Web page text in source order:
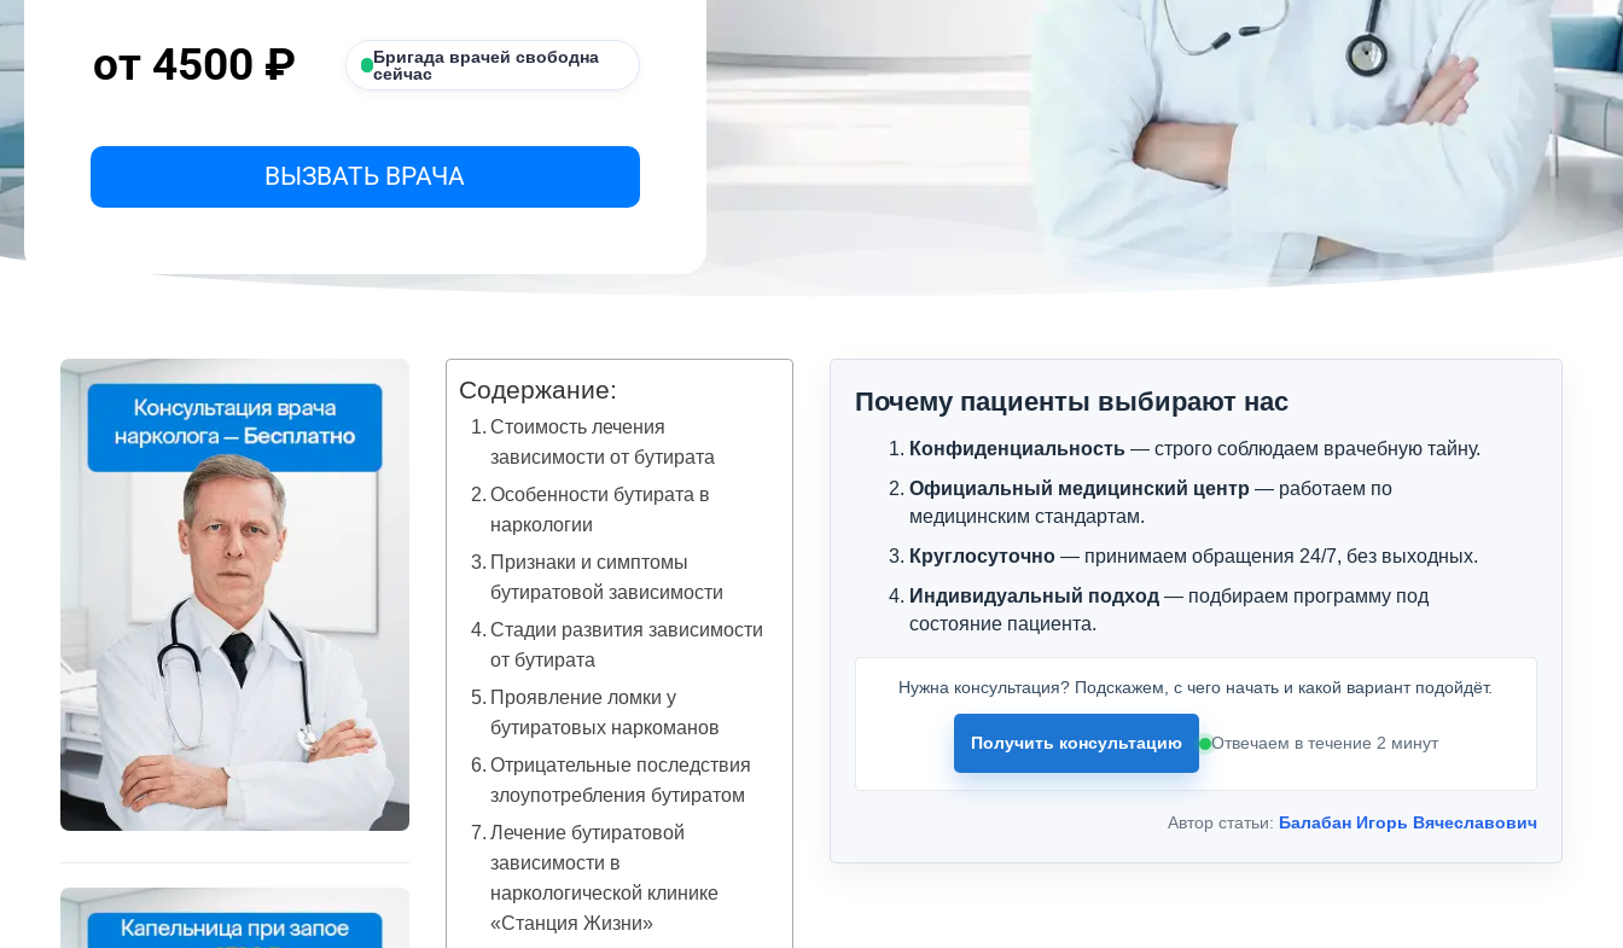
от 4500 ₽
Бригада врачей свободна
сейчас
ВЫЗВАТЬ ВРАЧА
Содержание:
Стоимость лечения
зависимости от бутирата
Особенности бутирата в
наркологии
Признаки и симптомы
бутиратовой зависимости
Стадии развития зависимости
от бутирата
Проявление ломки у
бутиратовых наркоманов
Отрицательные последствия
злоупотребления бутиратом
Лечение бутиратовой
зависимости в
наркологической клинике
«Станция Жизни»
Почему пациенты выбирают нас
Конфиденциальность— строго соблюдаем врачебную тайну.
Официальный медицинский центр — работаем по
медицинским стандартам.
Круглосуточно— принимаем обращения 24/7, без выходных.
Индивидуальный подход— подбираем программу под
состояние пациента.
Нужна консультация? Подскажем, с чего начать и какой вариант подойдёт.
Получить консультацию Отвечаем в течение 2 минут
Автор статьи: Балабан Игорь Вячеславович